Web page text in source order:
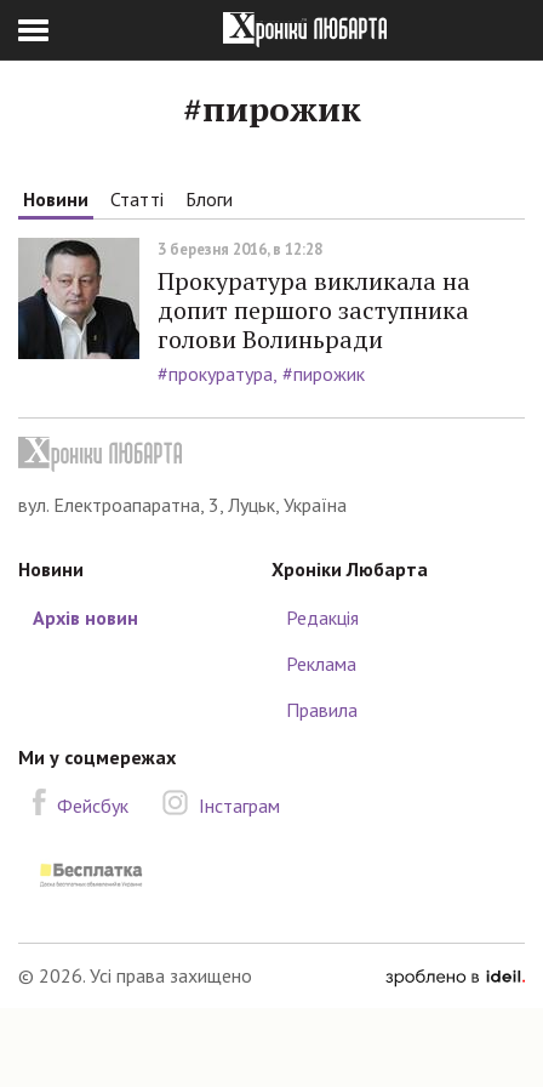
#пирожик
Новини Статті Блоги
3 березня 2016, в 12:28
Прокуратура викликала на
допит першого заступника
голови Волиньради
#прокуратура #пирожик
вул. Електроапаратна, 3, Луцьк, Україна
Новини
Архів новин
Хроніки Любарта
Редакція
Реклама
Правила
Ми у соцмережах
Фейсбук
Інстаграм
© 2026. Усі права захищено
зроблено